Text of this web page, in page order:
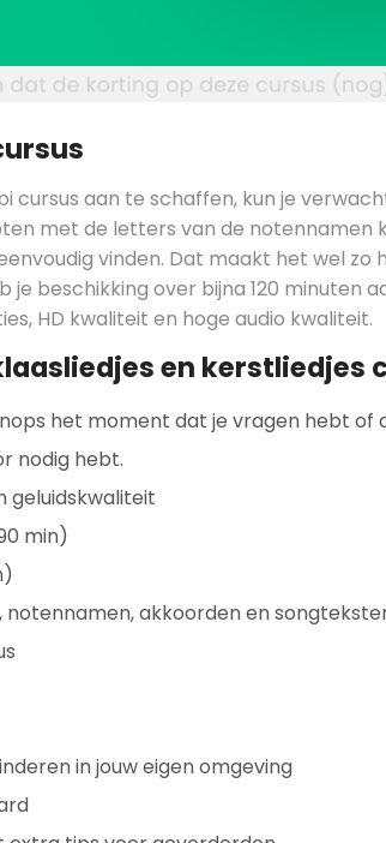
cursus aan te schaffen, kun je
met de letters van de notennamen
vinden. Dat maakt het wel zo
beschikking over bijna 120 minuten
HD kwaliteit en hoge audio kwaliteit.
en kerstliedjes
het moment dat je vragen hebt of
nodig hebt.
geluidskwaliteit
min)
akkoorden en
in jouw eigen omgeving